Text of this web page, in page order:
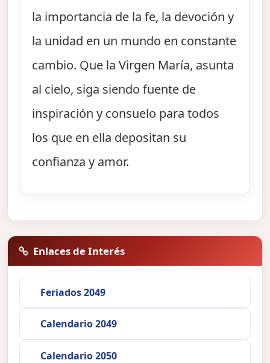
la importancia de la fe, la devoción y
la unidad en un mundo en constante
cambio. Que la Virgen María, asunta
al cielo, siga siendo fuente de
inspiración y consuelo para todos
los que en ella depositan su
confianza y amor.
Enlaces de Interés
Feriados 2049
Calendario 2049
Calendario 2050